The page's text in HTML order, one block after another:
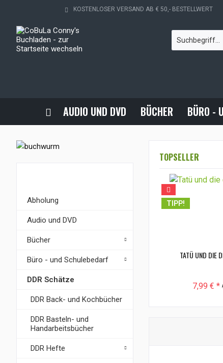
KOSTENLOSER VERSAND AB € 50,- BESTELLWERT
AUDIO UND DVD BÜCHER BÜRO -
Abholung
Audio und DVD
Bücher
Büro - und Schulebedarf
DDR Schätze
DDR Back- und Kochbücher
DDR Basteln- und
Handarbeitsbücher
DDR Hefte
TOPSELLER
TIPP!
TATÜ UND DIE
7,99 € *